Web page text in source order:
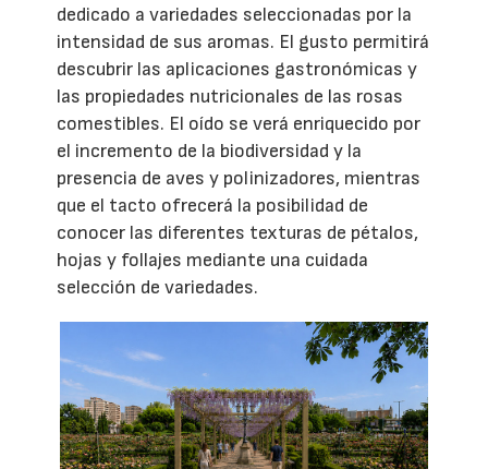
dedicado a variedades seleccionadas por la
intensidad de sus aromas. El gusto permitirá
descubrir las aplicaciones gastronómicas y
las propiedades nutricionales de las rosas
comestibles. El oído se verá enriquecido por
el incremento de la biodiversidad y la
presencia de aves y polinizadores, mientras
que el tacto ofrecerá la posibilidad de
conocer las diferentes texturas de pétalos,
hojas y follajes mediante una cuidada
selección de variedades.